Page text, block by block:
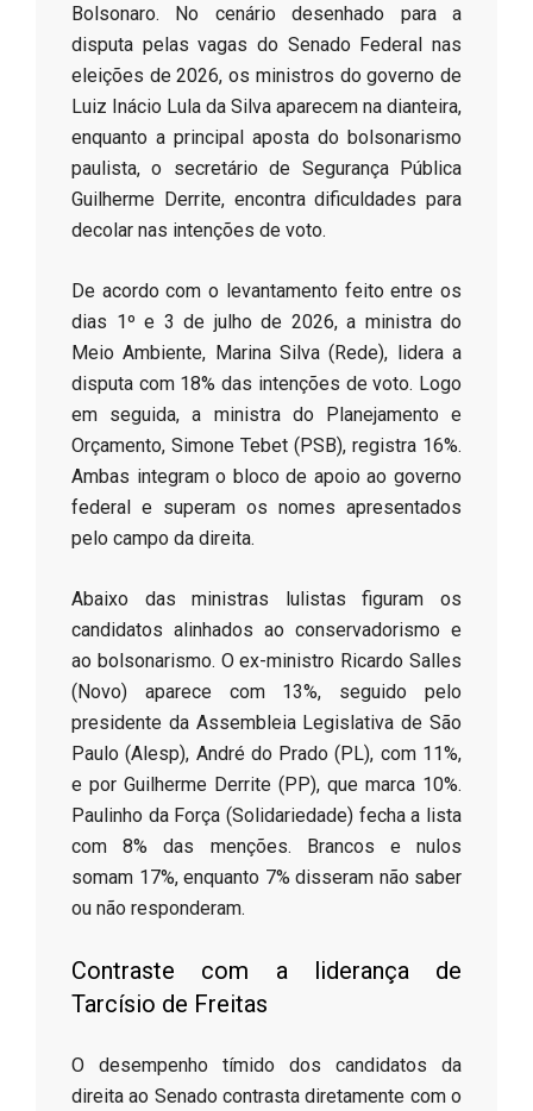
Bolsonaro. No cenário desenhado para a
disputa pelas vagas do Senado Federal nas
eleições de 2026, os ministros do governo de
Luiz Inácio Lula da Silva aparecem na dianteira,
enquanto a principal aposta do bolsonarismo
paulista, o secretário de Segurança Pública
Guilherme Derrite, encontra dificuldades para
decolar nas intenções de voto.
​De acordo com o levantamento feito entre os
dias 1º e 3 de julho de 2026, a ministra do
Meio Ambiente, Marina Silva (Rede), lidera a
disputa com 18% das intenções de voto. Logo
em seguida, a ministra do Planejamento e
Orçamento, Simone Tebet (PSB), registra 16%.
Ambas integram o bloco de apoio ao governo
federal e superam os nomes apresentados
pelo campo da direita.
​Abaixo das ministras lulistas figuram os
candidatos alinhados ao conservadorismo e
ao bolsonarismo. O ex-ministro Ricardo Salles
(Novo) aparece com 13%, seguido pelo
presidente da Assembleia Legislativa de São
Paulo (Alesp), André do Prado (PL), com 11%,
e por Guilherme Derrite (PP), que marca 10%.
Paulinho da Força (Solidariedade) fecha a lista
com 8% das menções. Brancos e nulos
somam 17%, enquanto 7% disseram não saber
ou não responderam.
​Contraste com a liderança de
Tarcísio de Freitas
​O desempenho tímido dos candidatos da
direita ao Senado contrasta diretamente com o